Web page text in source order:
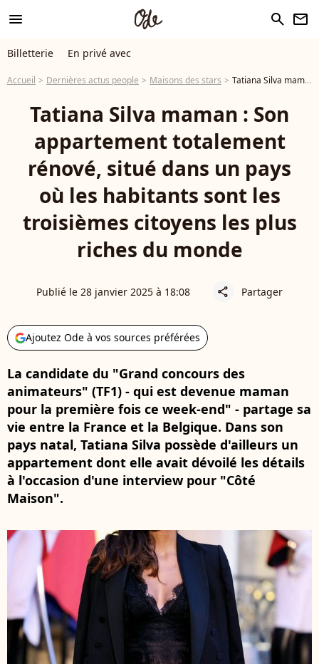
menu search newsletter
Billetterie En privé avec
Accueil Dernières actus people Maisons des stars Tatiana Silva maman : Son appartement totalement rénové, situé dans un pays où les habitants sont les troisièmes citoyens les plus riches du monde
Tatiana Silva maman : Son
appartement totalement
rénové, situé dans un pays
où les habitants sont les
troisièmes citoyens les plus
riches du monde
Publié le 28 janvier 2025 à 18:08 share Partager
Ajoutez Ode à vos sources préférées
La candidate du "Grand concours des
animateurs" (TF1) - qui est devenue maman
pour la première fois ce week-end" - partage sa
vie entre la France et la Belgique. Dans son
pays natal, Tatiana Silva possède d'ailleurs un
appartement dont elle avait dévoilé les détails
à l'occasion d'une interview pour "Côté
Maison".